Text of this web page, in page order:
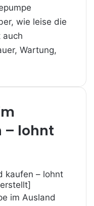
wie leise die
auch
Wartung,
– lohnt
im Ausland